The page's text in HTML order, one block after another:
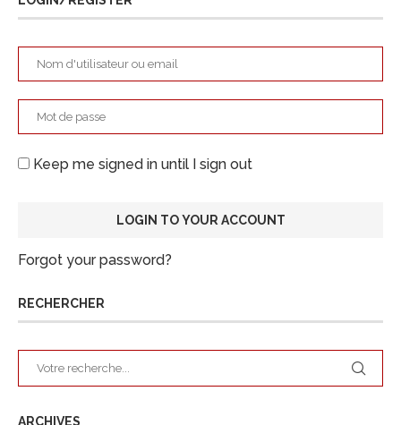
Keep me signed in until I sign out
Forgot your password?
RECHERCHER
ARCHIVES